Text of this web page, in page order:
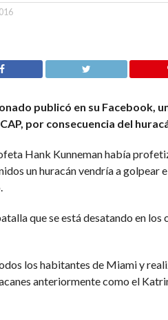
publicó en su Facebook,
por consecuencia del
Hank Kunneman había
un huracán vendría a golpear
que se está desatando en los
los habitantes de Miami y
anteriormente como el